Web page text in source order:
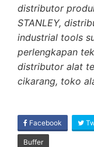
distributor
STANLEY,
industrial tools
perlengkapan
distributor alat
cikarang, toko
SHARE
ON
Facebook
Buffer